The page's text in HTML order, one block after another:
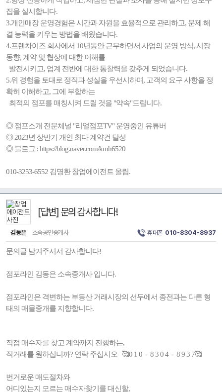
집을 실시합니다.
3.개인매장 운영경험은 시간과 자원을 효율적으로 관리하고, 문제 해
결 능력을 키우는 방법을 배웠습니다.
4.프렌차이즈 회사에서 10년동안 근무하면서 사업의 운영 방식, 시장
동향, 계약 및 협상에 대한 이해를
발전시키고, 업계 전반에 대한 통찰력을 갖추게 되었습니다.
5.위 경험을 토대로 정직과 성실을 우선시하며, 고객의 요구 사항을 정
확히 이해하고, 그에 부합하는
최적의 점포를 매칭시켜 드릴 것을 "약속"드립니다.
◎ 점포소개 전문체널 "리얼점포TV" 운영중인 유튜버
◎ 2023년 상반기 개인 최다 계약건 달성
◎ 블로그 : https://blog.naver.com/kmh6520
010-3253-6552 김명환 창업에이전트 올림.
[답변] 문의 감사합니다!
김동은 소속공인중개사 휴대폰 010-8304-8937
문의글 남겨주셔서 감사합니다!
점포라인 김동은 소속중개사 입니다.
점포라인은 격변하는 부동산 거래시장의 선두에서 종전과는 다른 형
태의 매물중개를 지향합니다.
직접 매수자를 찾고 계약까지 진행하는,
직거래를 원하십니까? 연락 주십시오 🥰0 1 0 - 8 3 0 4 - 8 9 3 7🥰
번거로운 매도절차와
어디있는지 모르는 매수자찾기를 대신할,